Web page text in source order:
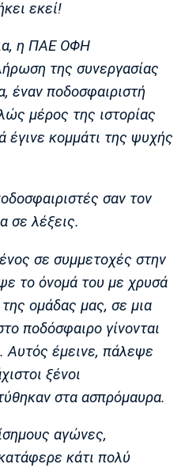
Μαρσέιγ
Τότεναμ
εκεί!
η ΠΑΕ ΟΦΗ
της συνεργασίας
έναν ποδοσφαιριστή
μέρος της ιστορίας
έγινε κομμάτι της ψυχής
σαν τον
σε λέξεις.
σε συμμετοχές στην
το όνομά του με χρυσά
ομάδας μας, σε μια
ποδόσφαιρο γίνονται
Αυτός έμεινε, πάλεψε
ξένοι
στα ασπρόμαυρα.
αγώνες,
κάτι πολύ